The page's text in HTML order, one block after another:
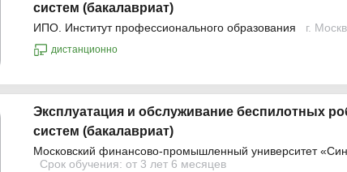
систем (бакалавриат)
ИПО. Институт профессионального образования г.
дистанционно
Эксплуатация и обслуживание беспилотных
систем (бакалавриат)
Московский финансово-промышленный университет
Срок обучения: от 3 лет 6 месяцев